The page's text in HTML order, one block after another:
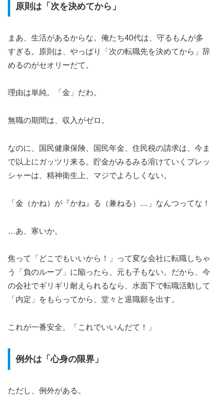
原則は「次を決めてから」
まあ、生活があるからな。俺たち40代は、守るもんが多
すぎる。原則は、やっぱり「次の転職先を決めてから」辞
めるのがセオリーだて。
理由は単純。「金」だわ。
無職の期間は、収入がゼロ。
なのに、国民健康保険、国民年金、住民税の請求は、今ま
で以上にガッツリ来る。貯金がみるみる溶けていくプレッ
シャーは、精神衛生上、マジでよろしくない。
「金（かね）が『かね』る（兼ねる）…」なんつってな！
…あ、寒いか。
焦って「どこでもいいから！」って変な会社に転職しちゃ
う「負のループ」に陥ったら、元も子もない。だから、今
の会社でギリギリ耐えられるなら、水面下で転職活動して
「内定」をもらってから、堂々と退職願を出す。
これが一番安全。「これでいいんだて！」
例外は「心身の限界」
ただし、例外がある。